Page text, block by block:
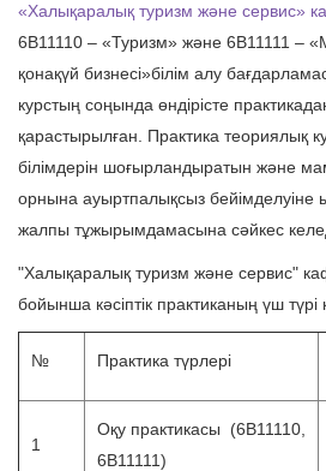
«Халықаралық туризм және сервис»
6В11110 – «Туризм» және 6В11111 –
қонақүй бизнесі»білім алу
курстың соңында өндірісте
қарастырылған. Практика теориялық
білімдерін шоғырландыратын және
орнына ауыртпалықсыз бейімделуіне
жалпы тұжырымдамасына сәйкес
"Халықаралық туризм және сервис"
бойынша кәсіптік практиканың үш
№ Практика түрлері
1
Оқу практикасы (6В11110,
6В11111)